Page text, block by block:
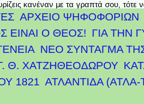
κανέναν με τα γραπτά σου, τότε
ΑΡΧΕΊΟ ΨΗΦΟΦΟΡΙΏΝ
ΕΙΝΑΙ Ο ΘΕΟΣ! ΓΙΑ ΤΗΝ
ΝΕΟ ΣΥΝΤΑΓΜΑ
Θ. ΧΑΤΖΗΘΕΟΔΩΡΟΥ
1821 ΑΤΛΑΝΤΊΔΑ (ΑΤΛΑ-